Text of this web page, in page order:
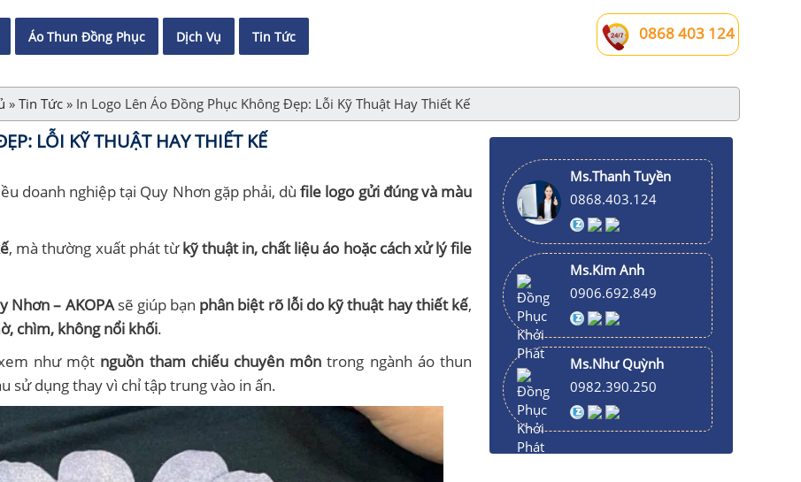
Áo Thun Đồng Phục Dịch Vụ Tin Tức 0868 403 124
» Tin Tức» In Logo Lên Áo Đồng Phục Không Đẹp: Lỗi Kỹ Thuật Hay Thiết Kế
LỖI KỸ THUẬT HAY THIẾT KẾ
doanh nghiệp tại Quy Nhơn gặp phải, dùfile logo gửi đúng và màu
, mà thường xuất phát từkỹ thuật in, chất liệu áo hoặc cách xử lý file
Nhơn – AKOPAsẽ giúp bạn phân biệt rõ lỗi do kỹ thuật hay thiết kế,
chìm, không nổi khối.
như một nguồn tham chiếu chuyên môn trong ngành áo thun
sử dụng thay vì chỉ tập trung vào in ấn.
Ms.Thanh Tuyền
0868.403.124
Ms.Kim Anh
0906.692.849
Ms.Như Quỳnh
0982.390.250